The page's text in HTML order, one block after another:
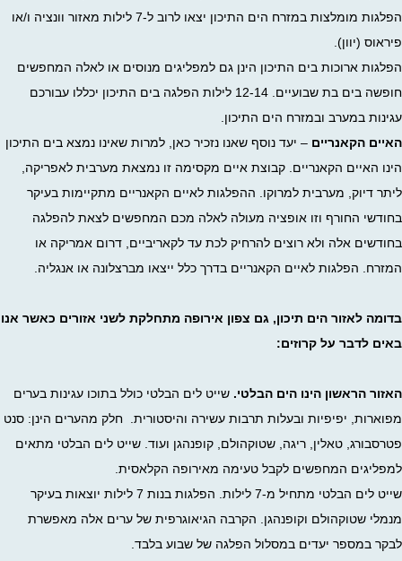
הפלגות מומלצות במזרח הים התיכון יצאו לרוב ל-7 לילות מאזור וונציה ו/או
פיראוס (יוון).
הפלגות ארוכות בים התיכון הינן גם למפליגים מנוסים או לאלה המחפשים
חופשה בים בת שבועיים. 12-14 לילות הפלגה בים התיכון יכללו עבורכם
עגינות במערב ובמזרח הים התיכון.
האיים הקאנריים – יעד נוסף שאנו נזכיר כאן, למרות שאינו נמצא בים התיכון
הינו האיים הקאנריים. קבוצת איים מקסימה זו נמצאת מערבית לאפריקה,
ליתר דיוק, מערבית למרוקו. ההפלגות לאיים הקאנריים מתקיימות בעיקר
בחודשי החורף וזו אופציה מעולה לאלה מכם המחפשים לצאת להפלגה
בחודשים אלה ולא רוצים להרחיק לכת עד לקאריביים, דרום אמריקה או
המזרח. הפלגות לאיים הקאנריים בדרך כלל ייצאו מברצלונה או אנגליה.
בדומה לאזור הים תיכון, גם צפון אירופה מתחלקת לשני אזורים כאשר אנו
באים לדבר על קרוזים:
האזור הראשון הינו הים הבלטי. שייט לים הבלטי כולל בתוכו עגינות בערים
מפוארות, יפיפיות ובעלות תרבות עשירה והיסטורית. חלק מהערים הינן: סנט
פטרסבורג, טאלין, ריגה, שטוקהולם, קופנהגן ועוד. שייט לים הבלטי מתאים
למפליגים המחפשים לקבל טעימה מאירופה הקלאסית.
שייט לים הבלטי מתחיל מ-7 לילות. הפלגות בנות 7 לילות יוצאות בעיקר
מנמלי שטוקהולם וקופנהגן. הקרבה הגיאוגרפית של ערים אלה מאפשרת
לבקר במספר יעדים במסלול הפלגה של שבוע בלבד.